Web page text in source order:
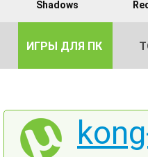
Shadows
ИГРЫ ДЛЯ ПК